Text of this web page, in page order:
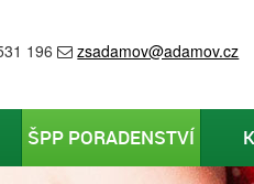
196 zsadamov@adamov.cz
ŠPP PORADENSTVÍ